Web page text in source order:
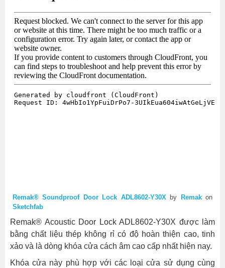
Remak® Soundproof Door Lock ADL8602-Y30X by Remakon
Sketchfab
Remak® Acoustic Door Lock ADL8602-Y30X được làm
bằng chất liệu thép không rỉ có độ hoàn thiện cao, tinh
xảo và là dòng khóa cửa cách âm cao cấp nhất hiện nay.
Khóa cửa này phù hợp với các loại cửa sử dụng cùng